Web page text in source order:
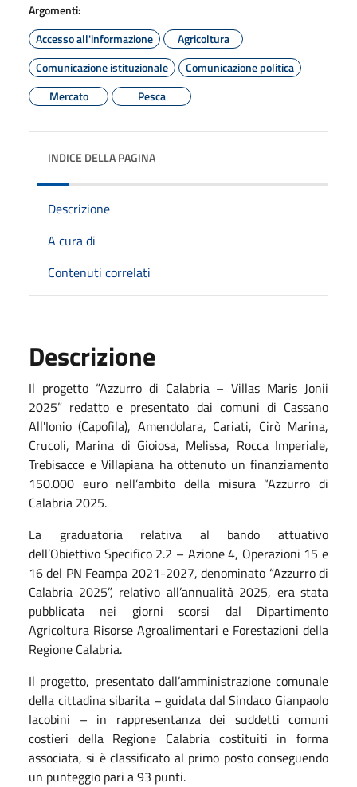
Argomenti:
Accesso all'informazione
Agricoltura
Comunicazione istituzionale
Comunicazione politica
Mercato
Pesca
INDICE DELLA PAGINA
Descrizione
A cura di
Contenuti correlati
Descrizione
Il progetto “Azzurro di Calabria – Villas Maris Jonii
2025” redatto e presentato dai comuni di Cassano
All'Ionio (Capofila), Amendolara, Cariati, Cirò Marina,
Crucoli, Marina di Gioiosa, Melissa, Rocca Imperiale,
Trebisacce e Villapiana ha ottenuto un finanziamento
150.000 euro nell’ambito della misura “Azzurro di
Calabria 2025.
La graduatoria relativa al bando attuativo
dell’Obiettivo Specifico 2.2 – Azione 4, Operazioni 15 e
16 del PN Feampa 2021-2027, denominato “Azzurro di
Calabria 2025”, relativo all’annualità 2025, era stata
pubblicata nei giorni scorsi dal Dipartimento
Agricoltura Risorse Agroalimentari e Forestazioni della
Regione Calabria.
Il progetto, presentato dall’amministrazione comunale
della cittadina sibarita – guidata dal Sindaco Gianpaolo
Iacobini – in rappresentanza dei suddetti comuni
costieri della Regione Calabria costituiti in forma
associata, si è classificato al primo posto conseguendo
un punteggio pari a 93 punti.